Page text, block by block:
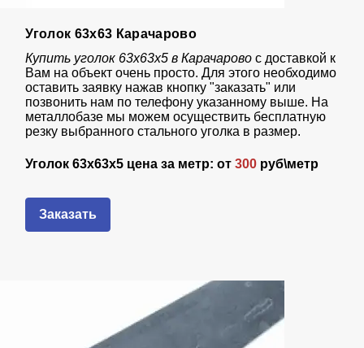
Уголок 63х63 Карачарово
Купить уголок 63х63х5 в Карачаровос доставкой к
Вам на объект очень просто. Для этого необходимо
оставить заявку нажав кнопку "заказать" или
позвонить нам по телефону указанному выше. На
металлобазе мы можем осуществить бесплатную
резку выбранного стального уголка в размер.
Уголок 63х63х5 цена за метр: от300 руб\метр
Заказать